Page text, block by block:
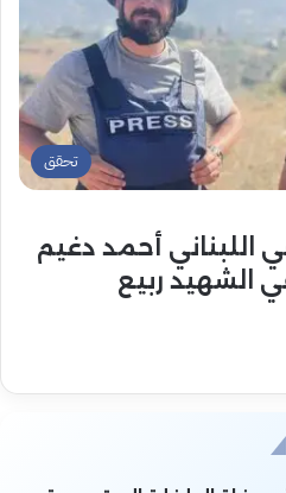
تحقق
اللبناني أحمد دغيم
الشهيد ربيع